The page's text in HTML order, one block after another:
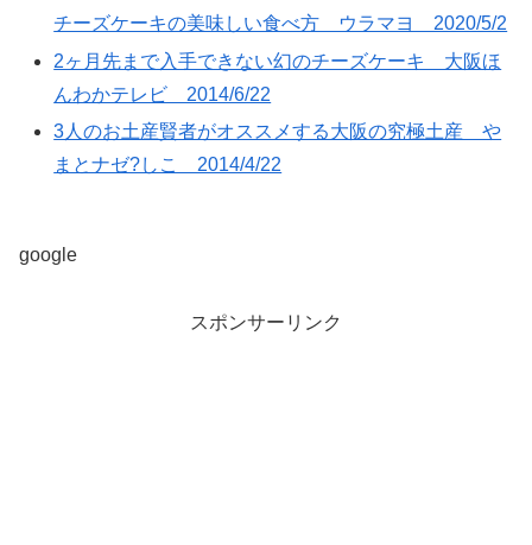
チーズケーキの美味しい食べ方 ウラマヨ 2020/5/2
2ヶ月先まで入手できない幻のチーズケーキ 大阪ほ
んわかテレビ 2014/6/22
3人のお土産賢者がオススメする大阪の究極土産 や
まとナゼ?しこ 2014/4/22
google
スポンサーリンク